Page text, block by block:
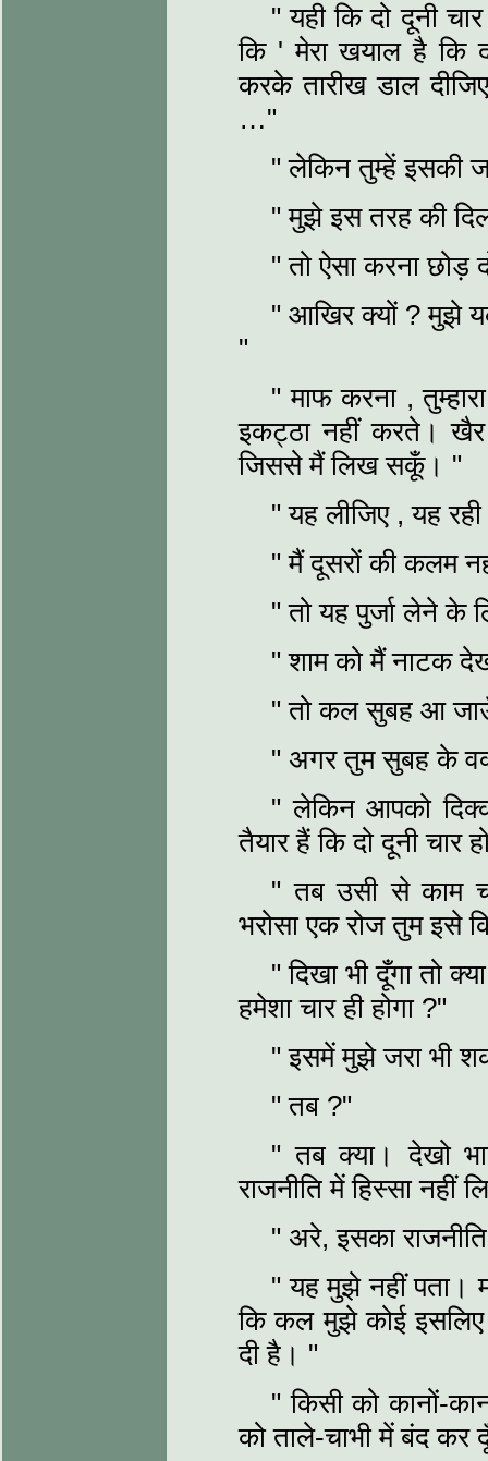
" यही कि दो दूनी
कि ' मेरा खयाल है कि
करके तारीख डाल
…"
" लेकिन तुम्हें इसकी
" मुझे इस तरह की
" तो ऐसा करना छोड़
" आखिर क्यों ? मुझे
"
" माफ करना ,
इकट्ठा नहीं करते। खैर
जिससे मैं लिख सकूँ। "
" यह लीजिए , यह
" मैं दूसरों की कलम
" तो यह पुर्जा लेने
" शाम को मैं नाटक
" तो कल सुबह आ
" अगर तुम सुबह के
" लेकिन आपको
तैयार हैं कि दो दूनी
" तब उसी से काम
भरोसा एक रोज तुम इसे
" दिखा भी दूँगा तो
हमेशा चार ही होगा ?"
" इसमें मुझे जरा भी
" तब ?"
" तब क्या। देखो
राजनीति में हिस्सा नहीं
" अरे, इसका
" यह मुझे नहीं पता।
कि कल मुझे कोई
दी है। "
" किसी को कानों-
को ताले-चाभी में बंद कर